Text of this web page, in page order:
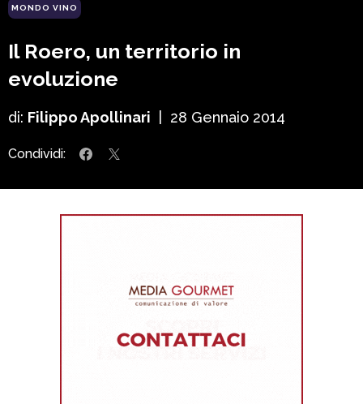
MONDO VINO
Il Roero, un territorio in
evoluzione
di: Filippo Apollinari 28 Gennaio 2014
Condividi: